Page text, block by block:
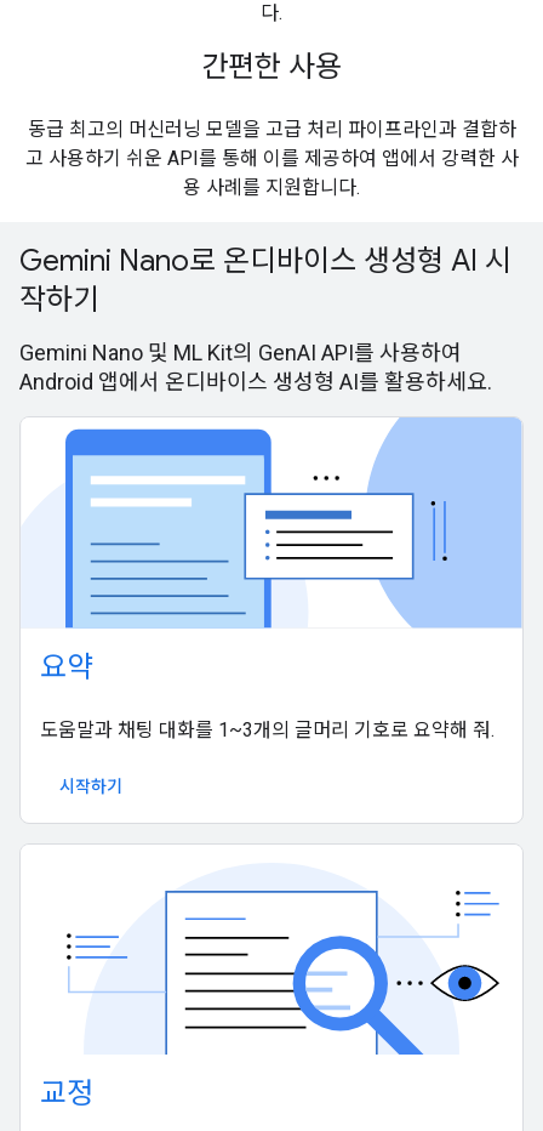
다.
간편한 사용
동급 최고의 머신러닝 모델을 고급 처리 파이프라인과 결합하
고 사용하기 쉬운 API를 통해 이를 제공하여 앱에서 강력한 사
용 사례를 지원합니다.
Gemini Nano로 온디바이스 생성형 AI 시
작하기
Gemini Nano 및 ML Kit의 GenAI API를 사용하여
Android 앱에서 온디바이스 생성형 AI를 활용하세요.
요약
도움말과 채팅 대화를 1~3개의 글머리 기호로 요약해 줘.
시작하기
교정